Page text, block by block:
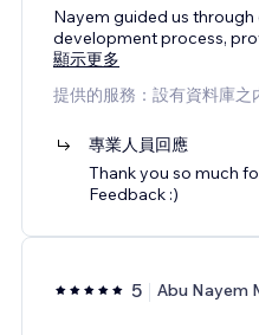
Nayem guided us
development process,
顯示更多
提供的服務：設有資料庫之
專業人員回應
Thank you so much
Feedback :)
5